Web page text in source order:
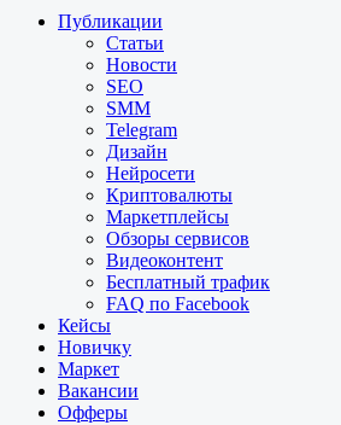
Публикации
Статьи
Новости
SEO
SMM
Telegram
Дизайн
Нейросети
Криптовалюты
Маркетплейсы
Обзоры сервисов
Видеоконтент
Бесплатный трафик
FAQ по Facebook
Кейсы
Новичку
Маркет
Вакансии
Офферы